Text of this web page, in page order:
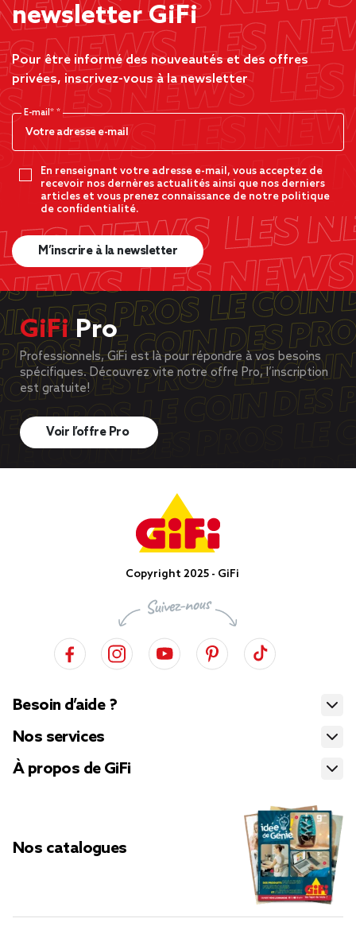
newsletter GiFi
Pour être informé des nouveautés et des offres
privées, inscrivez-vous à la newsletter
E-mail*
En renseignant votre adresse e-mail, vous acceptez de
recevoir nos dernères actualités ainsi que nos derniers
articles et vous prenez connaissance de notre politique
de confidentialité.
M’inscrire à la newsletter
GiFiPro
Professionnels, GiFi est là pour répondre à vos besoins
spécifiques. Découvrez vite notre offre Pro, l’inscription
est gratuite!
Voir l’offre Pro
Copyright 2025 - GiFi
Besoin d’aide ?
Nos services
À propos de GiFi
Nos catalogues